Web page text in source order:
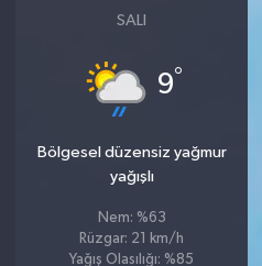
SALI
9°
Bölgesel düzensiz yağmur
yağışlı
Nem: %63
Rüzgar: 21 km/h
Yağış Olasılığı: %85